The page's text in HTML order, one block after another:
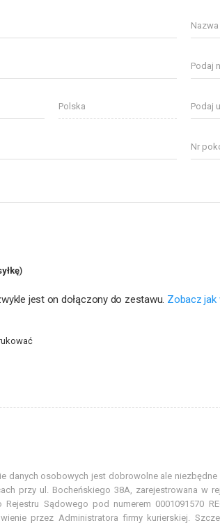
)
jest on dołączony do zestawu. Zobacz jak
danych osobowych jest dobrowolne ale
przy ul. Bocheńskiego 38A, zarejestrowana
Sądowego pod numerem 0001091570
przez Administratora firmy kurierskiej.